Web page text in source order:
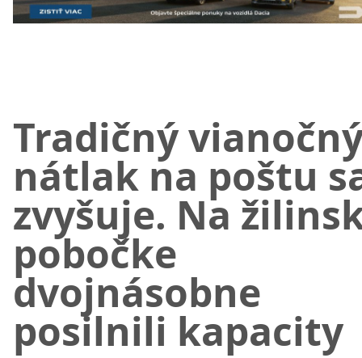
Tradičný
nátlak na poštu
zvyšuje. Na
pobočke
dvojnásobne
posilnili kapacity